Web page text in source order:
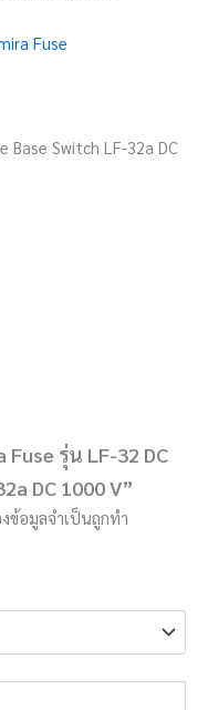
Fuse
Base Switch LF-32a DC
รุ่น LF-32 DC
DC 1000 V”
ข้อมูลจำเป็นถูกทำ